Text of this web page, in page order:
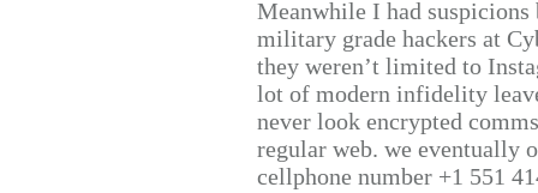
Meanwhile I had
military grade hackers at
they weren’t limited to
lot of modern infidelity
never look encrypted
regular web. we eventually
cellphone number +1 551